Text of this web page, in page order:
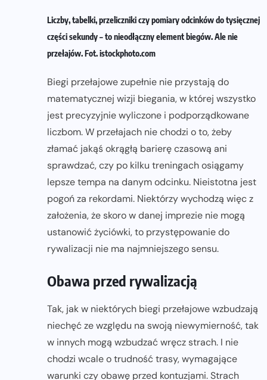
Liczby, tabelki, przeliczniki czy pomiary odcinków do tysięcznej
części sekundy – to nieodłączny element biegów. Ale nie
przełajów. Fot. istockphoto.com
Biegi przełajowe zupełnie nie przystają do
matematycznej wizji biegania, w której wszystko
jest precyzyjnie wyliczone i podporządkowane
liczbom. W przełajach nie chodzi o to, żeby
złamać jakąś okrągłą barierę czasową ani
sprawdzać, czy po kilku treningach osiągamy
lepsze tempa na danym odcinku. Nieistotna jest
pogoń za rekordami. Niektórzy wychodzą więc z
założenia, że skoro w danej imprezie nie mogą
ustanowić życiówki, to przystępowanie do
rywalizacji nie ma najmniejszego sensu.
Obawa przed rywalizacją
Tak, jak w niektórych biegi przełajowe wzbudzają
niechęć ze względu na swoją niewymierność, tak
w innych mogą wzbudzać wręcz strach. I nie
chodzi wcale o trudność trasy, wymagające
warunki czy obawę przed kontuzjami. Strach